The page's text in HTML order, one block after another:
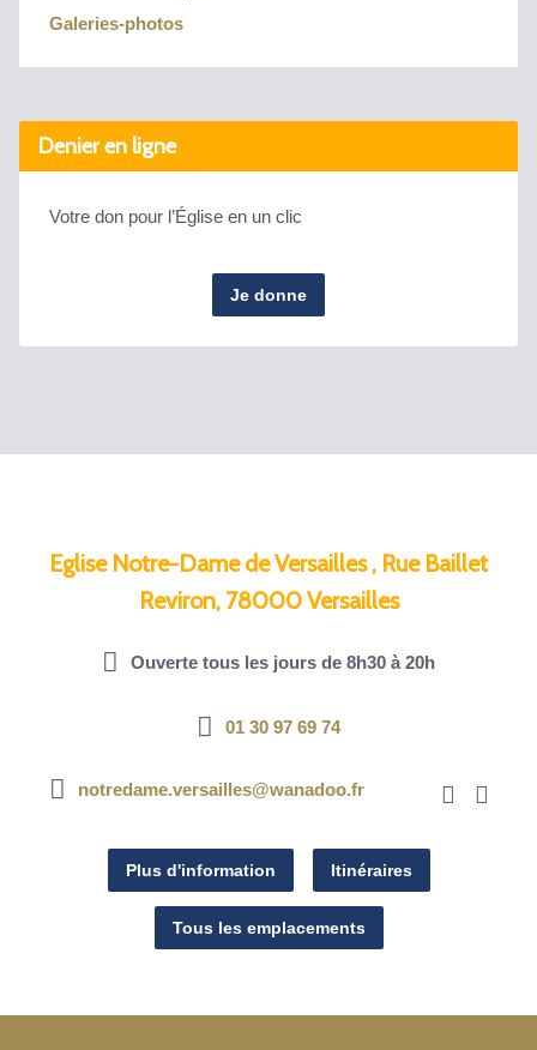
Galeries-photos
Denier en ligne
Votre don pour l’Église en un clic
Je donne
Eglise Notre-Dame de Versailles , Rue Baillet
Reviron, 78000 Versailles
Ouverte tous les jours de 8h30 à 20h
01 30 97 69 74
notredame.versailles@wanadoo.fr
Plus d'information Itinéraires
Tous les emplacements